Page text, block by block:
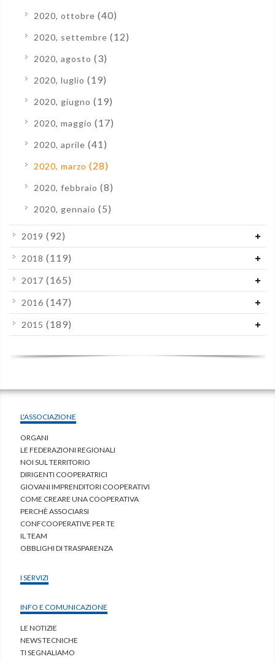
2020, ottobre (40)
2020, settembre (12)
2020, agosto (3)
2020, luglio (19)
2020, giugno (19)
2020, maggio (17)
2020, aprile (41)
2020, marzo (28)
2020, febbraio (8)
2020, gennaio (5)
2019 (92)
2018 (119)
2017 (165)
2016 (147)
2015 (189)
L'ASSOCIAZIONE
ORGANI
LE FEDERAZIONI REGIONALI
NOI SUL TERRITORIO
DIRIGENTI COOPERATRICI
GIOVANI IMPRENDITORI COOPERATIVI
COME CREARE UNA COOPERATIVA
PERCHÈ ASSOCIARSI
CONFCOOPERATIVE PER TE
IL TEAM
OBBLIGHI DI TRASPARENZA
I SERVIZI
INFO E COMUNICAZIONE
LE NOTIZIE
NEWS TECNICHE
TI SEGNALIAMO